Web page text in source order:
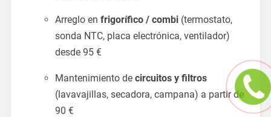
Arreglo en frigorífico / combi(termostato,
sonda NTC, placa electrónica, ventilador)
desde 95 €
Mantenimiento de circuitos y filtros
(lavavajillas, secadora, campana) a partir de
90 €